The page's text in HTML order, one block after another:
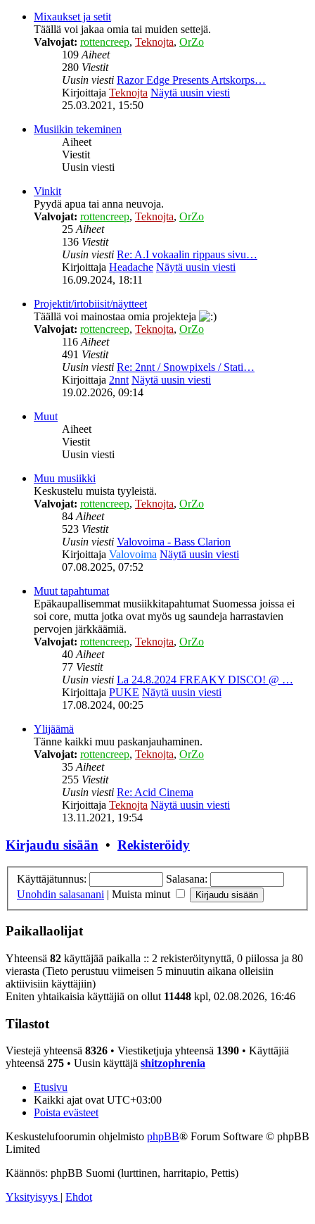
Mixaukset ja setit
Täällä voi jakaa omia tai muiden settejä.
Valvojat: rottencreep, Teknojta, OrZo
109Aiheet
280 Viestit
Uusin viesti Razor Edge Presents Artskorps…
Kirjoittaja Teknojta Näytä uusin viesti
25.03.2021, 15:50
Musiikin tekeminen
Aiheet
Viestit
Uusin viesti
Vinkit
Pyydä apua tai anna neuvoja.
Valvojat: rottencreep, Teknojta, OrZo
25Aiheet
136 Viestit
Uusin viesti Re: A.I vokaalin rippaus sivu…
Kirjoittaja Headache Näytä uusin viesti
16.09.2024, 18:11
Projektit/irtobiisit/näytteet
Täällä voi mainostaa omia projekteja
Valvojat: rottencreep, Teknojta, OrZo
116Aiheet
491 Viestit
Uusin viesti Re: 2nnt / Snowpixels / Stati…
Kirjoittaja 2nnt Näytä uusin viesti
19.02.2026, 09:14
Muut
Aiheet
Viestit
Uusin viesti
Muu musiikki
Keskustelu muista tyyleistä.
Valvojat: rottencreep, Teknojta, OrZo
84Aiheet
523 Viestit
Uusin viesti Valovoima - Bass Clarion
Kirjoittaja Valovoima Näytä uusin viesti
07.08.2025, 07:52
Muut tapahtumat
Epäkaupallisemmat musiikkitapahtumat Suomessa joissa ei
soi core, mutta jotka ovat myös ug saundeja harrastavien
pervojen järkkäämiä.
Valvojat: rottencreep, Teknojta, OrZo
40Aiheet
77 Viestit
Uusin viesti La 24.8.2024 FREAKY DISCO! @ …
Kirjoittaja PUKE Näytä uusin viesti
17.08.2024, 00:25
Ylijäämä
Tänne kaikki muu paskanjauhaminen.
Valvojat: rottencreep, Teknojta, OrZo
35Aiheet
255 Viestit
Uusin viesti Re: Acid Cinema
Kirjoittaja Teknojta Näytä uusin viesti
13.11.2021, 19:54
Kirjaudu sisään • Rekisteröidy
Käyttäjätunnus:
Salasana:
Unohdin salasanani | Muista minut
Paikallaolijat
Yhteensä 82 käyttäjää paikalla :: 2 rekisteröitynyttä, 0 piilossa ja 80
vierasta (Tieto perustuu viimeisen 5 minuutin aikana olleisiin
aktiivisiin käyttäjiin)
Eniten yhtaikaisia käyttäjiä on ollut 11448 kpl, 02.08.2026, 16:46
Tilastot
Viestejä yhteensä 8326 • Viestiketjuja yhteensä 1390 • Käyttäjiä
yhteensä 275 • Uusin käyttäjä shitzophrenia
Etusivu
Kaikki ajat ovat UTC+03:00
Poista evästeet
Keskustelufoorumin ohjelmisto phpBB® Forum Software © phpBB
Limited
Käännös: phpBB Suomi (lurttinen, harritapio, Pettis)
Yksityisyys | Ehdot